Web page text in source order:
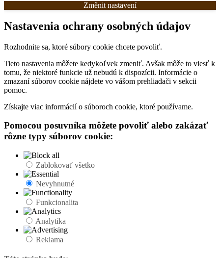
Změnit nastavení
Nastavenia ochrany osobných údajov
Rozhodnite sa, ktoré súbory cookie chcete povoliť.
Tieto nastavenia môžete kedykoľvek zmeniť. Avšak môže to viesť k
tomu, že niektoré funkcie už nebudú k dispozícii. Informácie o
zmazaní súborov cookie nájdete vo vášom prehliadači v sekcii
pomoc.
Získajte viac informácií o súboroch cookie, ktoré používame.
Pomocou posuvníka môžete povoliť alebo zakázať
rôzne typy súborov cookie:
Zablokovať všetko
Nevyhnutné
Funkcionalita
Analytika
Reklama